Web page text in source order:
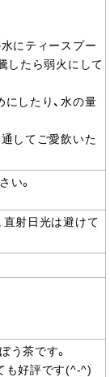
にティースプー
したら弱火にして
にしたり、水の量
してご愛飲いた
い。
直射日光は避けて
う茶です。
も好評です(^-^)